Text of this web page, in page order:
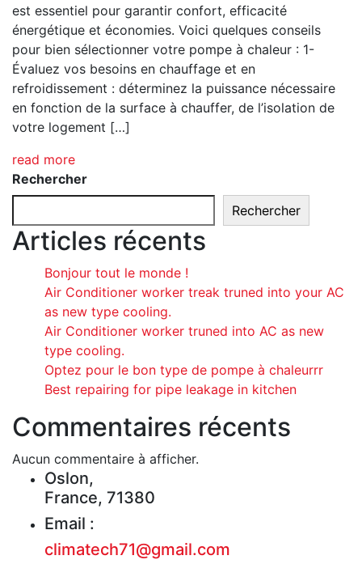
est essentiel pour garantir confort, efficacité
énergétique et économies. Voici quelques conseils
pour bien sélectionner votre pompe à chaleur : 1-
Évaluez vos besoins en chauffage et en
refroidissement : déterminez la puissance nécessaire
en fonction de la surface à chauffer, de l’isolation de
votre logement […]
read more
Rechercher
Rechercher
Articles récents
Bonjour tout le monde !
Air Conditioner worker treak truned into your AC
as new type cooling.
Air Conditioner worker truned into AC as new
type cooling.
Optez pour le bon type de pompe à chaleurrr
Best repairing for pipe leakage in kitchen
Commentaires récents
Aucun commentaire à afficher.
Oslon,
France, 71380
Email :
climatech71@gmail.com